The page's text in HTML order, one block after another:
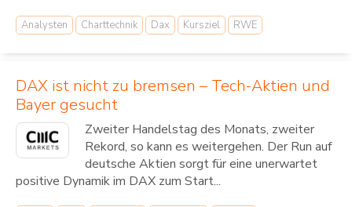
Analysten Charttechnik Dax Kursziel RWE
DAX ist nicht zu bremsen – Tech-Aktien und
Bayer gesucht
Zweiter Handelstag des Monats, zweiter
Rekord, so kann es weitergehen. Der Run auf
deutsche Aktien sorgt für eine unerwartet
positive Dynamik im DAX zum Start...